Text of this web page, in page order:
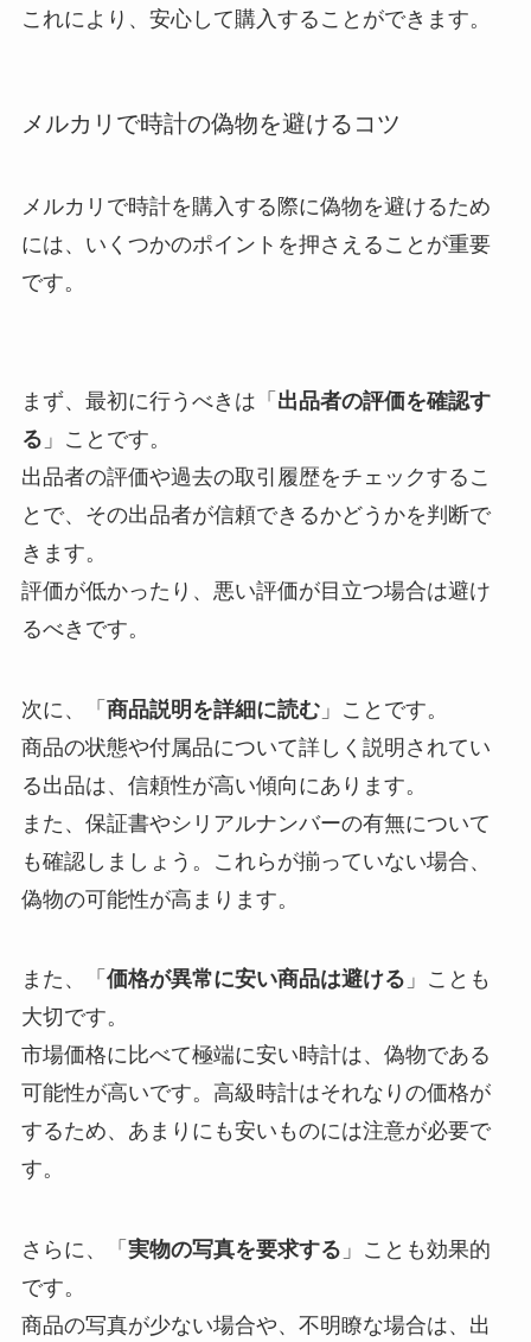
これにより、安心して購入することができます。
メルカリで時計の偽物を避けるコツ
メルカリで時計を購入する際に偽物を避けるため
には、いくつかのポイントを押さえることが重要
です。
まず、最初に行うべきは「 出品者の評価を確認す
る 」ことです。
出品者の評価や過去の取引履歴をチェックするこ
とで、その出品者が信頼できるかどうかを判断で
きます。
評価が低かったり、悪い評価が目立つ場合は避け
るべきです。
次に、「 商品説明を詳細に読む」ことです。
商品の状態や付属品について詳しく説明されてい
る出品は、信頼性が高い傾向にあります。
また、保証書やシリアルナンバーの有無について
も確認しましょう。これらが揃っていない場合、
偽物の可能性が高まります。
また、「 価格が異常に安い商品は避ける 」ことも
大切です。
市場価格に比べて極端に安い時計は、偽物である
可能性が高いです。高級時計はそれなりの価格が
するため、あまりにも安いものには注意が必要で
す。
さらに、「 実物の写真を要求する 」ことも効果的
です。
商品の写真が少ない場合や、不明瞭な場合は、出